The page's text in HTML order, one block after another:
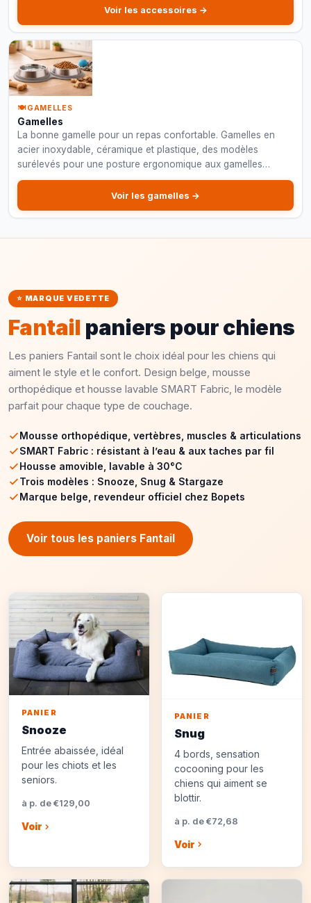
Voir les accessoires →
🍽️ GAMELLES
Gamelles
La bonne gamelle pour un repas confortable. Gamelles en
acier inoxydable, céramique et plastique, des modèles
surélevés pour une posture ergonomique aux gamelles
antidérapantes.
Voir les gamelles →
⭐ MARQUE VEDETTE
Fantail paniers pour chiens
Les paniers Fantail sont le choix idéal pour les chiens qui
aiment le style et le confort. Design belge, mousse
orthopédique et housse lavable SMART Fabric, le modèle
parfait pour chaque type de couchage.
Mousse orthopédique, vertèbres, muscles & articulations
SMART Fabric : résistant à l’eau & aux taches par fil
Housse amovible, lavable à 30°C
Trois modèles : Snooze, Snug & Stargaze
Marque belge, revendeur officiel chez Bopets
Voir tous les paniers Fantail
PANIER
Snooze
Entrée abaissée, idéal
pour les chiots et les
seniors.
à p. de €129,00
Voir
PANIER
Snug
4 bords, sensation
cocooning pour les
chiens qui aiment se
blottir.
à p. de €72,68
Voir